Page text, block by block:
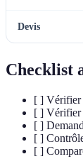
Devis
Checklist
[ ] Vérifier
[ ] Vérifier
[ ]
[ ]
[ ]